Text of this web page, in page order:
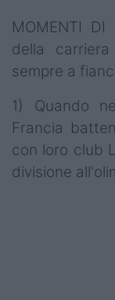
MOMENTI
della
sempre a
1) Quando
Francia
con loro club
divisione